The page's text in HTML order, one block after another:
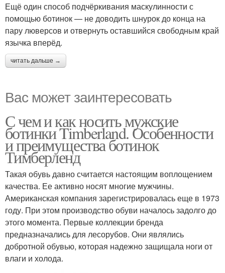
Ещё один способ подчёркивания маскулинности с
помощью ботинок — не доводить шнурок до конца на
пару люверсов и отвернуть оставшийся свободным край
язычка вперёд.
читать дальше →
Вас может заинтересовать
С чем и как носить мужские
ботинки Timberland. Особенности
и преимущества ботинок
Тимберленд
Такая обувь давно считается настоящим воплощением
качества. Ее активно носят многие мужчины.
Американская компания зарегистрировалась еще в 1973
году. При этом производство обуви началось задолго до
этого момента. Первые коллекции бренда
предназначались для лесорубов. Они являлись
добротной обувью, которая надежно защищала ноги от
влаги и холода.